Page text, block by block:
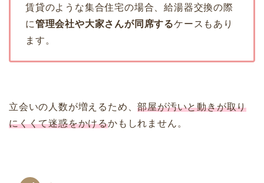
賃貸のような集合住宅の場合、給湯器交換の際
に管理会社や大家さんが同席するケースもあり
ます。
立会いの人数が増えるため、部屋が汚いと動きが取り
にくくて迷惑をかけるかもしれません。